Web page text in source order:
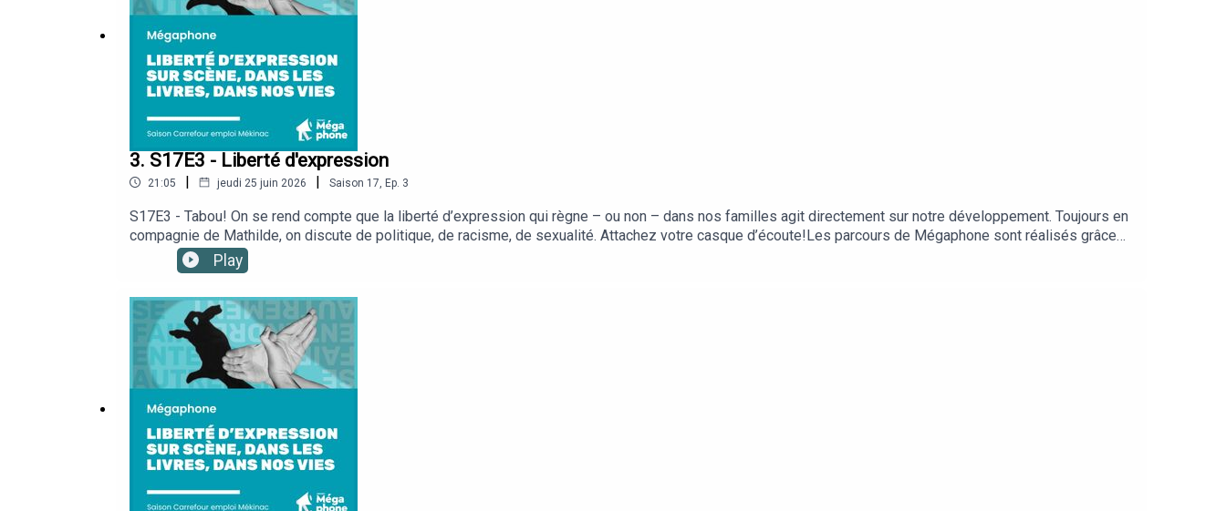
3. S17E3 - Liberté d'expression
21:05 | jeudi 25 juin 2026 | Saison 17 Ep. 3
S17E3 - Tabou! On se rend compte que la liberté d’expression qui règne – ou non – dans nos familles agit directement sur notre développement. Toujours en
compagnie de Mathilde, on discute de politique, de racisme, de sexualité. Attachez votre casque d’écoute!Les parcours de Mégaphone sont réalisés grâce
au soutien financier du ministère de l’Économie, de l’Innovation et de l’Énergie par l’entremise du programme NovaScience.
Play